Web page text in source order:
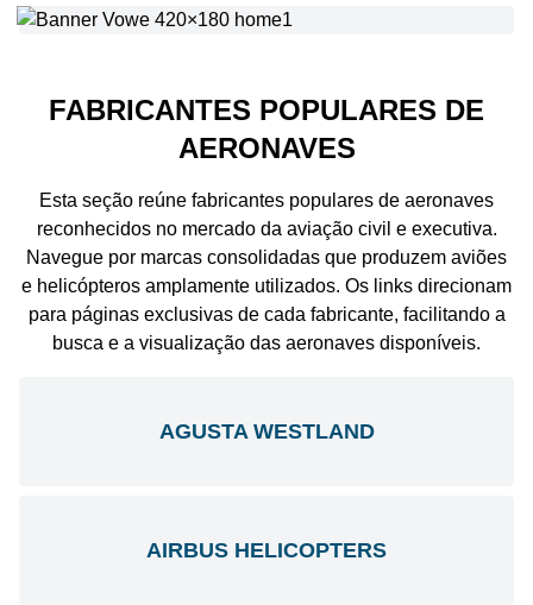
FABRICANTES POPULARES DE
AERONAVES
Esta seção reúne fabricantes populares de aeronaves
reconhecidos no mercado da aviação civil e executiva.
Navegue por marcas consolidadas que produzem aviões
e helicópteros amplamente utilizados. Os links direcionam
para páginas exclusivas de cada fabricante, facilitando a
busca e a visualização das aeronaves disponíveis.
AGUSTA WESTLAND
AIRBUS HELICOPTERS